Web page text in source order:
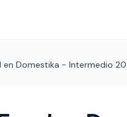
en Domestika - Intermedio